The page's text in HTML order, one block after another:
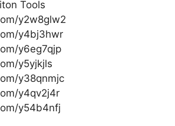
Tools
y2w8glw2
y4bj3hwr
y6eg7qjp
y5yjkjls
y38qnmjc
y4qv2j4r
y54b4nfj